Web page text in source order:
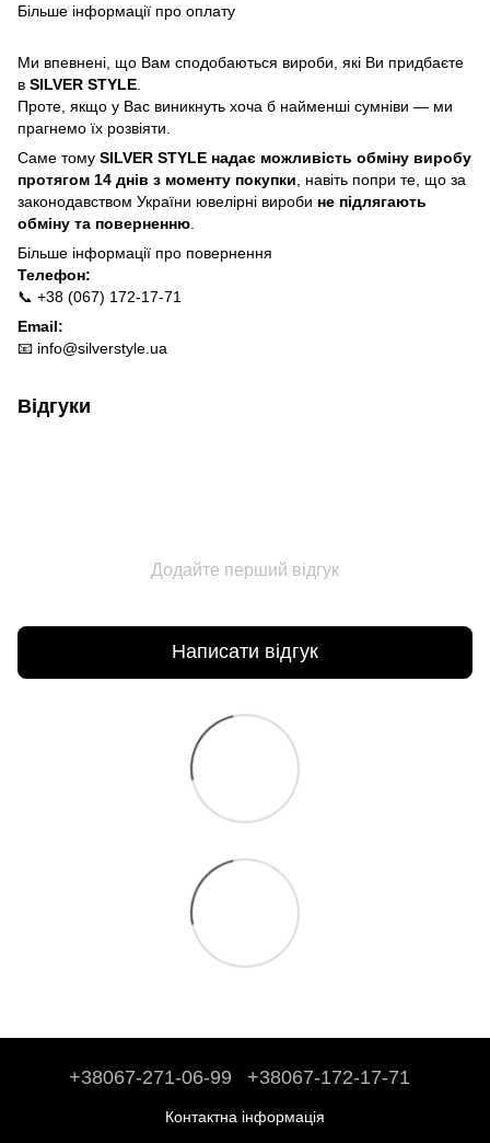
Більше інформації про оплату
Ми впевнені, що Вам сподобаються вироби, які Ви придбаєте
в SILVER STYLE
Проте, якщо у Вас виникнуть хоча б найменші сумніви — ми
прагнемо їх розвіяти.
Саме тому SILVER STYLE надає можливість обміну виробу
протягом 14 днів з моменту покупки , навіть попри те, що за
законодавством України ювелірні вироби не підлягають
обміну та поверненню
Більше інформації про повернення
Телефон:
📞 +38 (067) 172-17-71
Email:
📧 info@silverstyle.ua
Відгуки
Додайте перший відгук
Написати відгук
+38067-271-06-99 +38067-172-17-71
Контактна інформація